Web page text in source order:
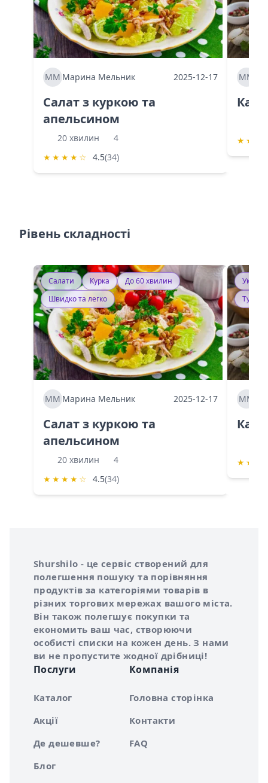
ММ Марина Мельник 2025-12-17
Салат з куркою та
апельсином
20 хвилин
4
★ ★ ★ ★ ☆ 4.5(34)
ММ
★ ★
Рівень складності
Салати Курка
До 60 хвилин
Швидко та легко
ММ Марина Мельник 2025-12-17
Салат з куркою та
апельсином
20 хвилин
4
★ ★ ★ ★ ☆ 4.5(34)
ММ
★ ★
Про сервіс Shurshilo
Shurshilo - це сервіс створений для
полегшення пошуку та порівняння
продуктів за категоріями товарів в
різних торгових мережах вашого міста.
Він також полегшує покупки та
економить ваш час, створюючи
особисті списки на кожен день. З нами
ви не пропустите жодної дрібниці!
Послуги
Каталог
Акції
Де дешевше?
Блог
Компанія
Головна сторінка
Контакти
FAQ